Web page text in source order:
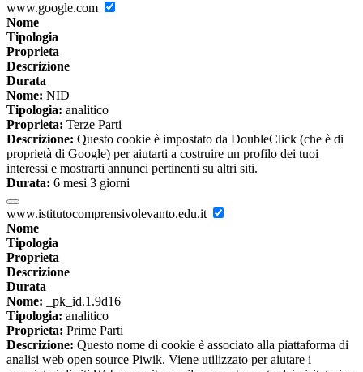
www.google.com
Nome
Tipologia
Proprieta
Descrizione
Durata
Nome: NID
Tipologia: analitico
Proprieta: Terze Parti
Descrizione: Questo cookie è impostato da DoubleClick (che è di
proprietà di Google) per aiutarti a costruire un profilo dei tuoi
interessi e mostrarti annunci pertinenti su altri siti.
Durata: 6 mesi 3 giorni
www.istitutocomprensivolevanto.edu.it
Nome
Tipologia
Proprieta
Descrizione
Durata
Nome: _pk_id.1.9d16
Tipologia: analitico
Proprieta: Prime Parti
Descrizione: Questo nome di cookie è associato alla piattaforma di
analisi web open source Piwik. Viene utilizzato per aiutare i